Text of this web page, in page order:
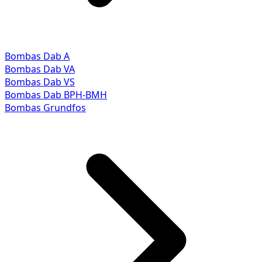
Bombas Dab A
Bombas Dab VA
Bombas Dab VS
Bombas Dab BPH-BMH
Bombas Grundfos